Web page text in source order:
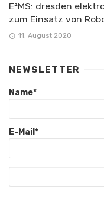
E²MS: dresden
zum Einsatz von
11. August 2020
NEWSLETTER
Name*
E-Mail*